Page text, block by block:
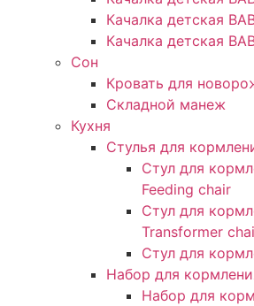
Качалка детская
Качалка детская
Сон
Кровать для
Складной манеж
Кухня
Стулья для
Стул для
Feeding chair
Стул для
Transformer
Стул для
Набор для
Набор для